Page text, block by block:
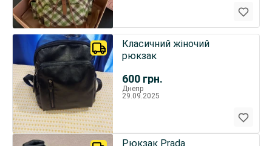
600 грн.
Класичний жіночий
рюкзак
Днепр
29.09.2025
Рюкзак Prada